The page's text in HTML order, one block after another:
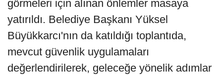
görmeleri için alınan önlemler masaya
yatırıldı. Belediye Başkanı Yüksel
Büyükkarcı'nın da katıldığı toplantıda,
mevcut güvenlik uygulamaları
değerlendirilerek, geleceğe yönelik adımlar